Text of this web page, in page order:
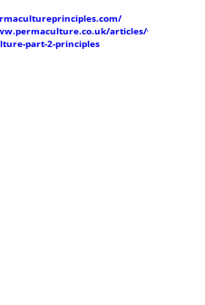
articles/what-
part-2-principles